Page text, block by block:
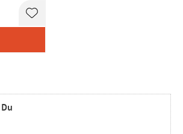
Du
Lägg till i favoriter